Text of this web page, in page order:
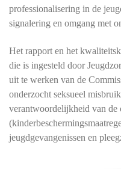
professionalisering in de
signalering en omgang met
Het rapport en het
die is ingesteld door
uit te werken van de
onderzocht seksueel
verantwoordelijkheid van de
jeugdgevangenissen en